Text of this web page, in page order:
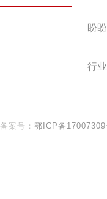
盼
行
备案号： 鄂ICP备17007309